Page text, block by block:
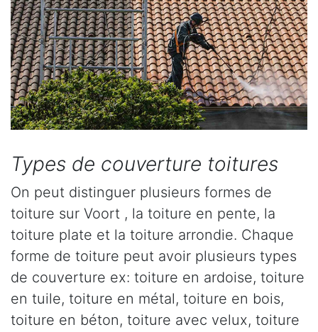
Types de couverture toitures
On peut distinguer plusieurs formes de
toiture sur Voort , la toiture en pente, la
toiture plate et la toiture arrondie. Chaque
forme de toiture peut avoir plusieurs types
de couverture ex: toiture en ardoise, toiture
en tuile, toiture en métal, toiture en bois,
toiture en béton, toiture avec velux, toiture